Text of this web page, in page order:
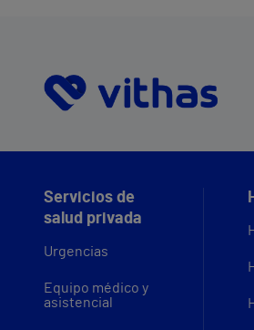
Servicios de
salud privada
Urgencias
Equipo médico y
asistencial